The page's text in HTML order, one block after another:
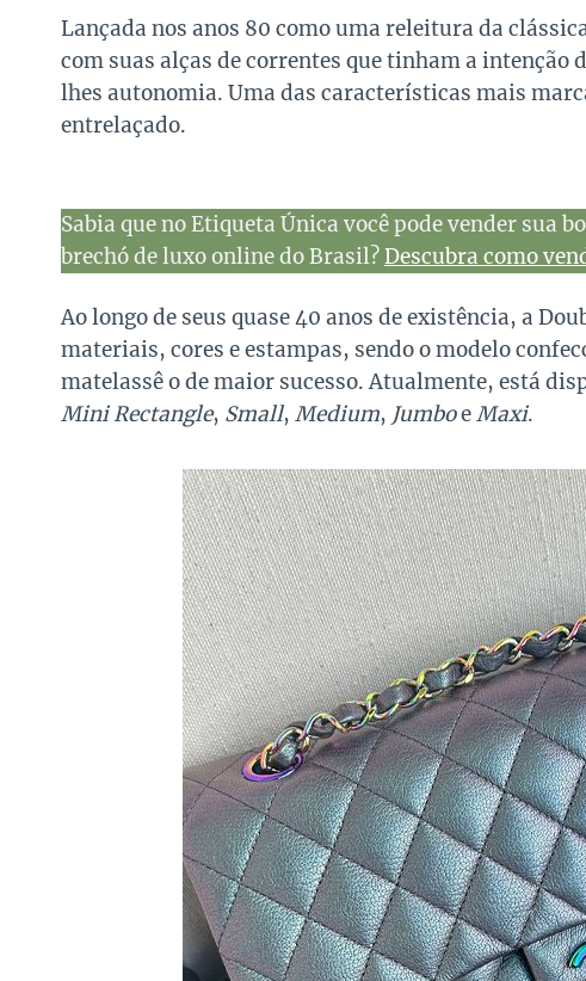
Lançada nos anos 80 como uma releitura da
com suas alças de correntes que tinham a
lhes autonomia. Uma das características mais
entrelaçado.
Sabia que no Etiqueta Única você pode vender sua
brechó de luxo online do Brasil?Descubra como
Ao longo de seus quase 40 anos de existência, a
materiais, cores e estampas, sendo o modelo
matelassê o de maior sucesso. Atualmente, está
Mini Rectangle, Small, Medium, JumboeMaxi.